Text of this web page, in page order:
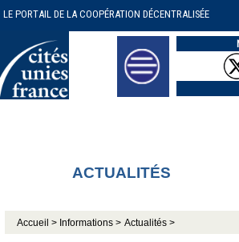
LE PORTAIL DE LA COOPÉRATION DÉCENTRALISÉE
ACTUALITÉS
Accueil > Informations > Actualités >